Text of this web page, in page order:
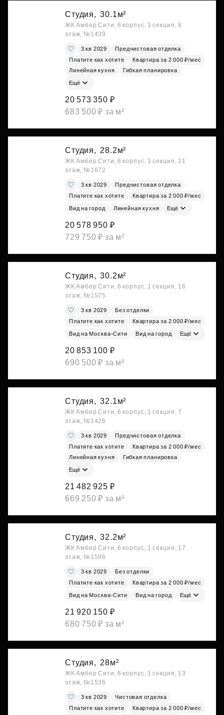
Студия, 30.1м²
ЖК Амбер Сити, 6 корпус, 1 секция, 8
этаж, №1439
3 кв 2029
Предчистовая отделка
Платите как хотите
Квартира за 2 000 ₽/мес
Линейная кухня
Гибкая планировка
Ещё
20 573 350 ₽
683 500 ₽ за м²
Студия, 28.2м²
ЖК Амбер Сити, 6 корпус, 1 секция, 21
этаж, №1672
3 кв 2029
Предчистовая отделка
Платите как хотите
Квартира за 2 000 ₽/мес
Вид на город Линейная кухня Ещё
20 578 950 ₽
729 750 ₽ за м²
Студия, 30.2м²
ЖК Амбер Сити, 6 корпус, 1 секция, 16
этаж, №1575
3 кв 2029
Без отделки
Платите как хотите
Квартира за 2 000 ₽/мес
Вид на Москва-Сити Вид на город Ещё
20 853 100 ₽
690 500 ₽ за м²
Студия, 32.1м²
ЖК Амбер Сити, 6 корпус, 1 секция, 7
этаж, №1426
3 кв 2029
Предчистовая отделка
Платите как хотите
Квартира за 2 000 ₽/мес
Линейная кухня
Гибкая планировка
Ещё
21 482 925 ₽
669 250 ₽ за м²
Студия, 32.2м²
ЖК Амбер Сити, 6 корпус, 1 секция, 17
этаж, №1596
3 кв 2029
Без отделки
Платите как хотите
Квартира за 2 000 ₽/мес
Вид на Москва-Сити Вид на город Ещё
21 920 150 ₽
680 750 ₽ за м²
Студия, 28м²
ЖК Амбер Сити, 6 корпус, 1 секция, 13
этаж, №1536
3 кв 2029
Чистовая отделка
Платите как хотите
Квартира за 2 000 ₽/мес